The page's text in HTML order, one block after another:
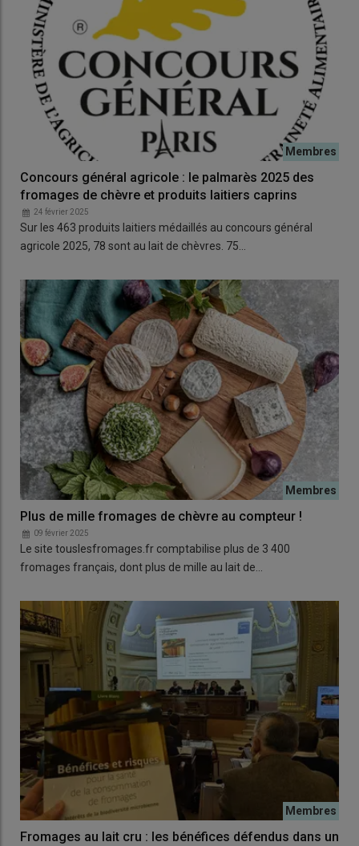
Concours général agricole : le palmarès 2025 des
fromages de chèvre et produits laitiers caprins
24 février 2025
Sur les 463 produits laitiers médaillés au concours général
agricole 2025, 78 sont au lait de chèvres. 75…
Plus de mille fromages de chèvre au compteur !
09 février 2025
Le site touslesfromages.fr comptabilise plus de 3 400
fromages français, dont plus de mille au lait de…
Fromages au lait cru : les bénéfices défendus dans un